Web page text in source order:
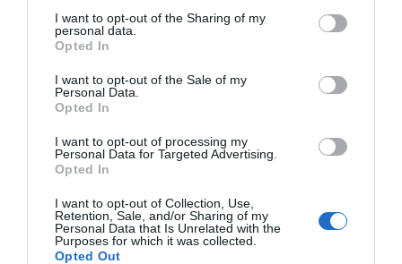
I want to opt-out of the Sharing of my
personal data.
Opted In
I want to opt-out of the Sale of my
Personal Data.
Opted In
I want to opt-out of processing my
Personal Data for Targeted Advertising.
Opted In
I want to opt-out of Collection, Use,
Retention, Sale, and/or Sharing of my
Personal Data that Is Unrelated with the
Purposes for which it was collected.
Opted Out